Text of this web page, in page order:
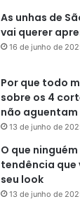
As unhas de
vai querer
16 de junho de
Por que todo
sobre os 4
não aguentam
13 de junho de
O que
tendência que
seu look
13 de junho de